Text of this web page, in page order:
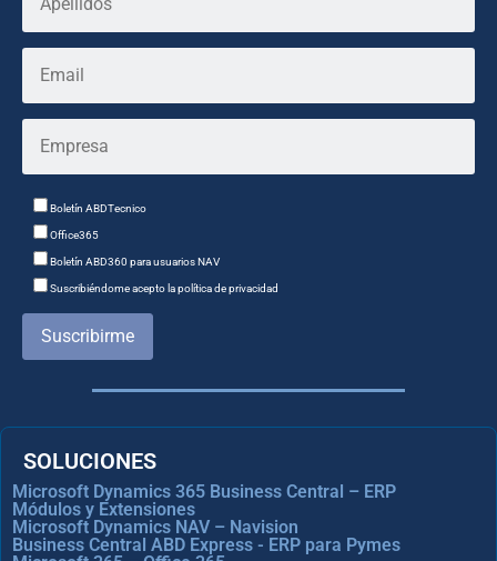
Boletín ABDTecnico
Office365
Boletín ABD360 para usuarios NAV
Suscribiéndome acepto la política de privacidad
Suscribirme
SOLUCIONES
Microsoft Dynamics 365 Business Central – ERP
Módulos y Extensiones
Microsoft Dynamics NAV – Navision
Business Central ABD Express - ERP para Pymes